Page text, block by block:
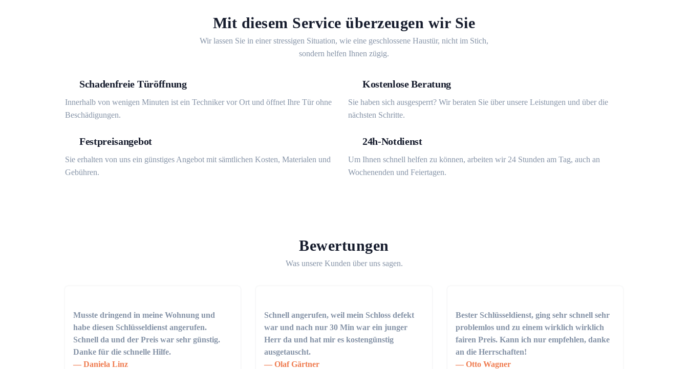
Mit diesem Service überzeugen wir Sie
Wir lassen Sie in einer stressigen Situation, wie eine geschlossene Haustür, nicht im Stich,
sondern helfen Ihnen zügig.
Schadenfreie Türöffnung
Innerhalb von wenigen Minuten ist ein Techniker vor Ort und öffnet Ihre Tür ohne
Beschädigungen.
Kostenlose Beratung
Sie haben sich ausgesperrt? Wir beraten Sie über unsere Leistungen und über die
nächsten Schritte.
Festpreisangebot
Sie erhalten von uns ein günstiges Angebot mit sämtlichen Kosten, Materialen und
Gebühren.
24h-Notdienst
Um Ihnen schnell helfen zu können, arbeiten wir 24 Stunden am Tag, auch an
Wochenenden und Feiertagen.
Bewertungen
Was unsere Kunden über uns sagen.
Musste dringend in meine Wohnung und
habe diesen Schlüsseldienst angerufen.
Schnell da und der Preis war sehr günstig.
Danke für die schnelle Hilfe.
Daniela Linz
Schnell angerufen, weil mein Schloss defekt
war und nach nur 30 Min war ein junger
Herr da und hat mir es kostengünstig
ausgetauscht.
Olaf Gärtner
Bester Schlüsseldienst, ging sehr schnell sehr
problemlos und zu einem wirklich wirklich
fairen Preis. Kann ich nur empfehlen, danke
an die Herrschaften!
Otto Wagner